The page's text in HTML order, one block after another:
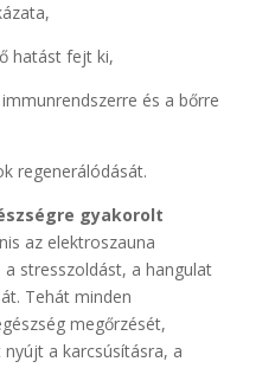
hatást fejt ki,
és a bőrre
regenerálódását.
gyakorolt
az elektroszauna
stresszoldást, a hangulat
Tehát minden
megőrzését,
a karcsúsításra, a